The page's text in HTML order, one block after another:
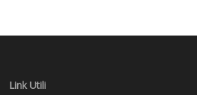
Link Utili